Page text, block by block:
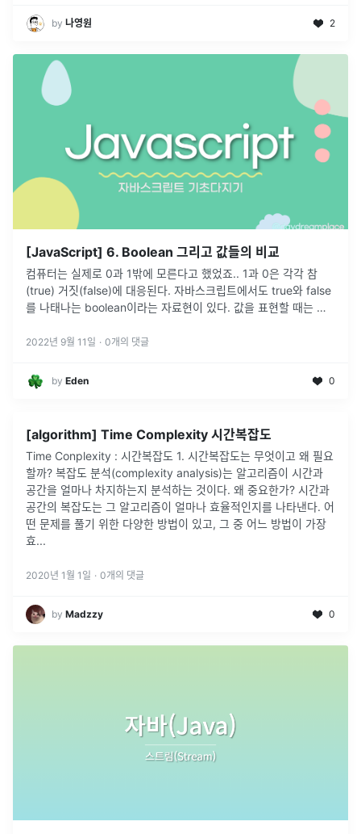
by 나영원 2
[JavaScript] 6. Boolean 그리고 값들의 비교
컴퓨터는 실제로 0과 1밖에 모른다고 했었죠.. 1과 0은 각각 참
(true) 거짓(false)에 대응된다. 자바스크립트에서도 true와 false
를 나태나는 boolean이라는 자료현이 있다. 값을 표현할 때는 따
2022년 9월 11일 · 0개의 댓글
by Eden 0
[algorithm] Time Complexity 시간복잡도
Time Conplexity : 시간복잡도 1. 시간복잡도는 무엇이고 왜 필요
할까? 복잡도 분석(complexity analysis)는 알고리즘이 시간과
공간을 얼마나 차지하는지 분석하는 것이다. 왜 중요한가? 시간과
공간의 복잡도는 그 알고리즘이 얼마나 효율적인지를 나타낸다. 어
떤 문제를 풀기 위한 다양한 방법이 있고, 그 중 어느 방법이 가장
효...
2020년 1월 1일 · 0개의 댓글
by Madzzy 0